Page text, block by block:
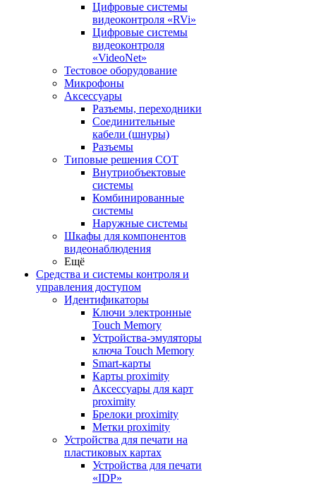
Цифровые системы
видеоконтроля «RVi»
Цифровые системы
видеоконтроля
«VideoNet»
Тестовое оборудование
Микрофоны
Аксессуары
Разъемы, переходники
Соединительные
кабели (шнуры)
Разъемы
Типовые решения СОТ
Внутриобъектовые
системы
Комбинированные
системы
Наружные системы
Шкафы для компонентов
видеонаблюдения
Ещё
Средства и системы контроля и
управления доступом
Идентификаторы
Ключи электронные
Touch Memory
Устройства-эмуляторы
ключа Touch Memory
Smart-карты
Карты proximity
Аксессуары для карт
proximitу
Брелоки proximity
Метки proximity
Устройства для печати на
пластиковых картах
Устройства для печати
«IDP»